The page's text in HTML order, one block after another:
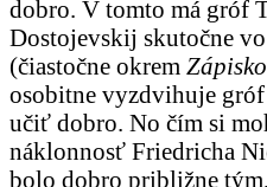
dobro. V tomto má gróf
Dostojevskij skutočne
(čiastočne okrem
osobitne vyzdvihuje
učiť dobro. No čím si
náklonnosť Friedricha
bolo dobro približne